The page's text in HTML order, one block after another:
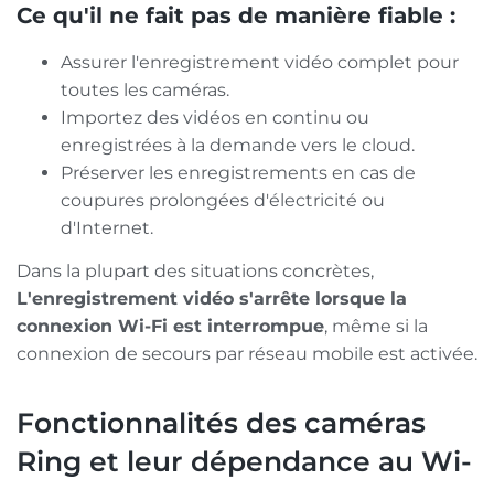
Ce qu'il ne fait pas de manière fiable :
Assurer l'enregistrement vidéo complet pour
toutes les caméras.
Importez des vidéos en continu ou
enregistrées à la demande vers le cloud.
Préserver les enregistrements en cas de
coupures prolongées d'électricité ou
d'Internet.
Dans la plupart des situations concrètes,
L'enregistrement vidéo s'arrête lorsque la
connexion Wi-Fi est interrompue, même si la
connexion de secours par réseau mobile est activée.
Fonctionnalités des caméras
Ring et leur dépendance au Wi-